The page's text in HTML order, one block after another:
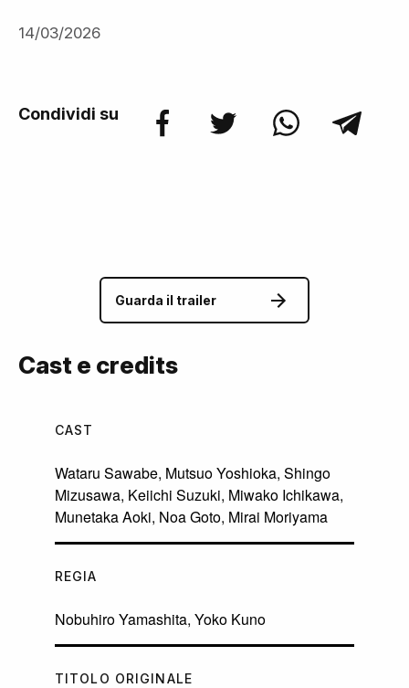
14/03/2026
Condividi su
Guarda il trailer
Cast e credits
CAST
Wataru Sawabe, Mutsuo Yoshioka, Shingo
Mizusawa, Keiichi Suzuki, Miwako Ichikawa,
Munetaka Aoki, Noa Goto, Mirai Moriyama
REGIA
Nobuhiro Yamashita, Yoko Kuno
TITOLO ORIGINALE